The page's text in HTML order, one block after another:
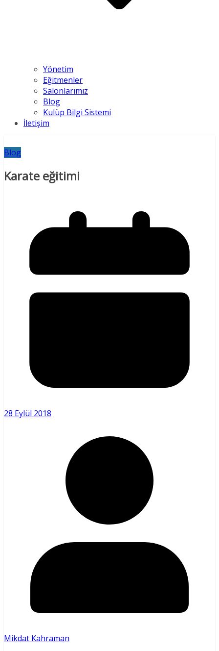
Yönetim
Eğitmenler
Salonlarımız
Blog
Kulüp Bilgi Sistemi
İletişim
Blog
Karate eğitimi
28 Eylül 2018
Mikdat Kahraman